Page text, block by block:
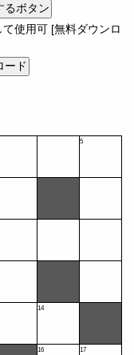
使用可 [無料ダウンロ
5
14
16 17